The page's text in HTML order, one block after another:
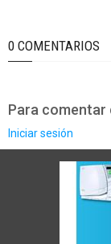
0 COMENTARIOS
Para comentar
Iniciar sesión